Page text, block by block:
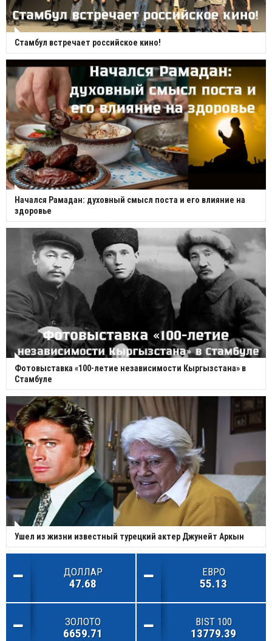
Стамбул встречает российское кино!
Начался Рамадан: духовный смысл поста и его влияние на
здоровье
Фотовыставка «100-летие независимости Кыргызстана» в
Стамбуле
Ушел из жизни известный турецкий актер Джунейт Аркын
ДОЛЛАР
47.68
ЕВРО
55.13
ЗОЛОТО
6659.71
BIST 100
13779.39